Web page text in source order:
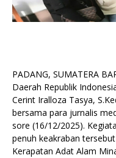
PADANG, SUMATERA
Daerah Republik
Cerint Iralloza Tasya,
bersama para jurnalis
sore (16/12/2025).
penuh keakraban
Kerapatan Adat Alam